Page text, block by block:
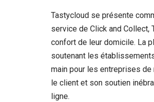
Tastycloud se présente
service de Click and
confort de leur domicile. La
soutenant les
main pour les entreprises de
le client et son soutien
ligne.